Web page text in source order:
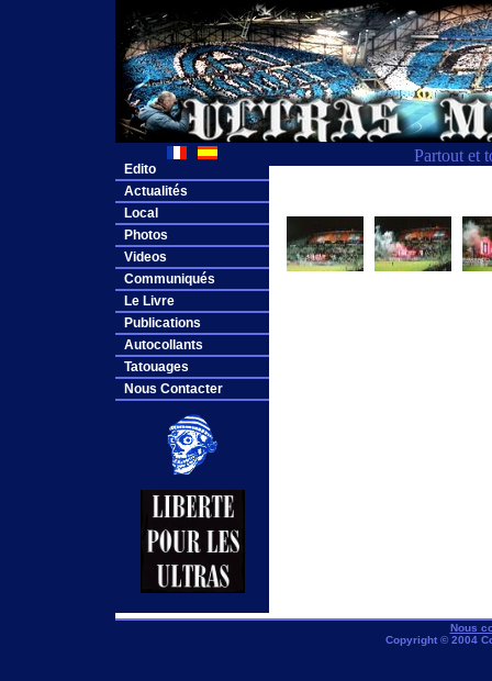
Partout et
Edito
Actualités
Local
Photos
Videos
Communiqués
Le Livre
Publications
Autocollants
Tatouages
Nous Contacter
Nous
Copyright © 2004